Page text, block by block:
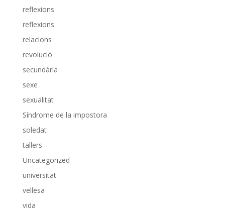
reflexions
reflexions
relacions
revolució
secundària
sexe
sexualitat
Síndrome de la impostora
soledat
tallers
Uncategorized
universitat
vellesa
vida